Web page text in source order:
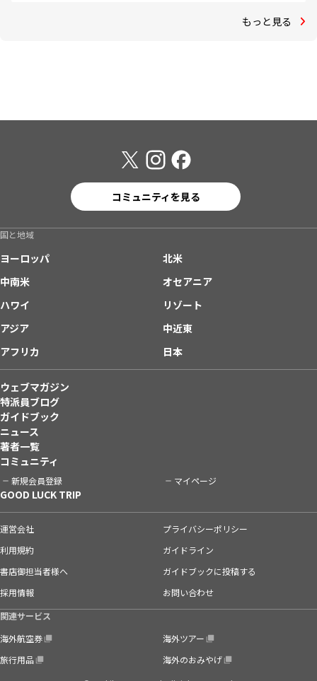
もっと見る
コミュニティを見る
国と地域
ヨーロッパ
北米
中南米
オセアニア
ハワイ
リゾート
アジア
中近東
アフリカ
日本
ウェブマガジン
特派員ブログ
ガイドブック
ニュース
著者一覧
コミュニティ
新規会員登録 マイページ
GOOD LUCK TRIP
運営会社
プライバシーポリシー
利用規約
ガイドライン
書店御担当者様へ
ガイドブックに投稿する
採用情報
お問い合わせ
関連サービス
海外航空券
海外ツアー
旅行用品
海外のおみやげ